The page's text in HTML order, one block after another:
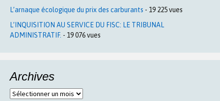
L’arnaque écologique du prix des carburants - 19 225 vues
L’INQUISITION AU SERVICE DU FISC: LE TRIBUNAL
ADMINISTRATIF. - 19 076 vues
Archives
Archives